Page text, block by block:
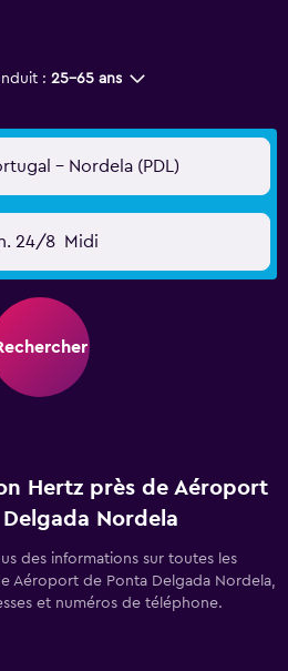
: 25-65 ans
- Nordela (PDL)
24/8 Midi
Hertz près de Aéroport
Nordela
des informations sur toutes les
Aéroport de Ponta Delgada Nordela,
et numéros de téléphone.